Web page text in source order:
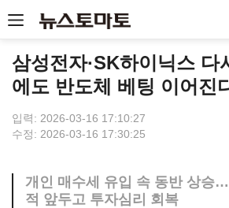
삼성전자·SK하이닉스
에도 반도체 베팅 이어진
입력: 2026-03-16 17:10:27
수정: 2026-03-16 17:30:25
개인 매수세 유입 속 동반 상승
적 앞두고 투자심리 회복